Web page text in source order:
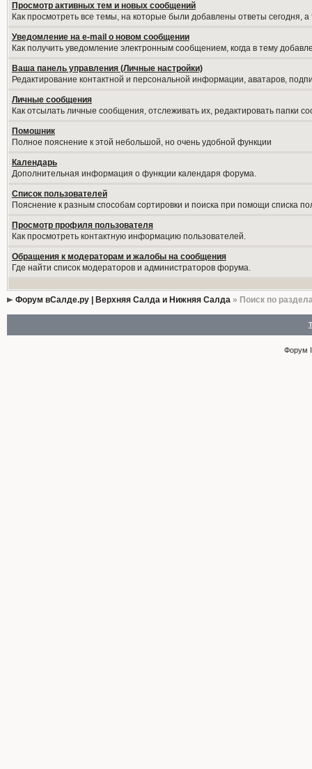
Просмотр активных тем и новых сообщений
Как просмотреть все темы, на которые были добавлены ответы сегодня,
Уведомление на е-mail о новом сообщении
Как получить уведомление электронным сообщением, когда в тему
Ваша панель управления (Личные настройки)
Редактирование контактной и персональной информации, аватаров,
Личные сообщения
Как отсылать личные сообщения, отслеживать их, редактировать папки
Помошник
Полное пояснение к этой небольшой, но очень удобной функции
Календарь
Дополнительная информация о функции календаря форума.
Список пользователей
Пояснение к разным способам сортировки и поиска при помощи списка
Просмотр профиля пользователя
Как просмотреть контактную информацию пользователей.
Обращения к модераторам и жалобы на сообщения
Где найти список модераторов и администраторов форума.
Форум вСалде.ру | Верхняя Салда и Нижняя Салда» Поиск по
Форум